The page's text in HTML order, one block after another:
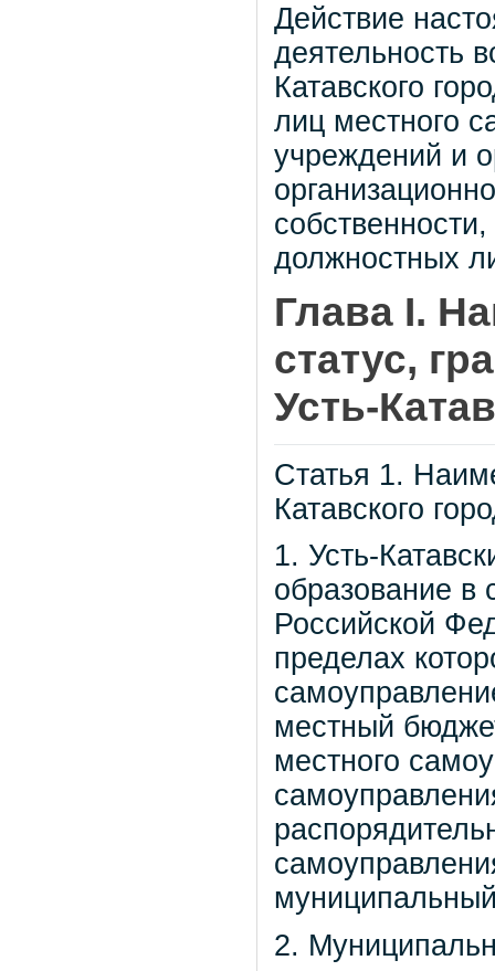
Действие
деятельность
Катавского
лиц местного
учреждений и
должностных
Глава I.
статус,
Усть-
Статья 1.
Катавского
1. Усть-
образование в
Российской
пределах
местный
местного
2.